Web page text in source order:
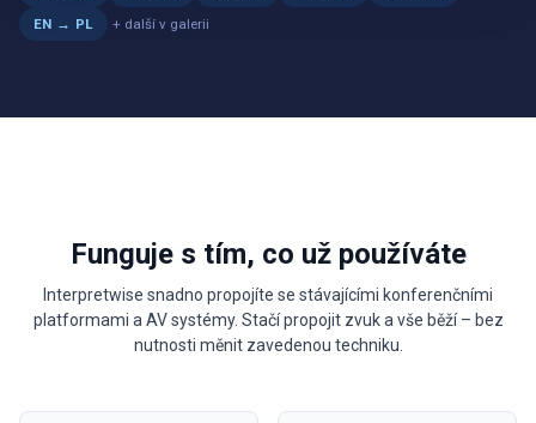
EN → PL
+ další v galerii
Funguje s tím, co už používáte
Interpretwise snadno propojíte se stávajícími konferenčními
platformami a AV systémy. Stačí propojit zvuk a vše běží – bez
nutnosti měnit zavedenou techniku.